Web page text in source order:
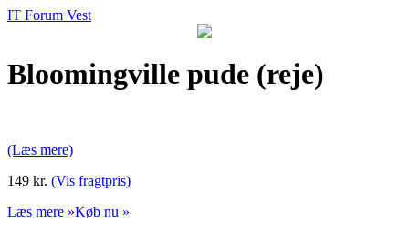
IT Forum Vest
Bloomingville pude (reje)
(Læs mere)
149 kr. (Vis fragtpris)
Læs mere »Køb nu »